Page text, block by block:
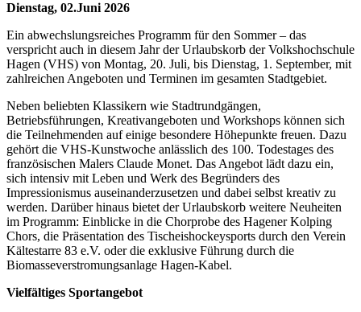
Dienstag, 02.Juni 2026
Ein abwechslungsreiches Programm für den Sommer – das
verspricht auch in diesem Jahr der Urlaubskorb der Volkshochschule
Hagen (VHS) von Montag, 20. Juli, bis Dienstag, 1. September, mit
zahlreichen Angeboten und Terminen im gesamten Stadtgebiet.
Neben beliebten Klassikern wie Stadtrundgängen,
Betriebsführungen, Kreativangeboten und Workshops können sich
die Teilnehmenden auf einige besondere Höhepunkte freuen. Dazu
gehört die VHS-Kunstwoche anlässlich des 100. Todestages des
französischen Malers Claude Monet. Das Angebot lädt dazu ein,
sich intensiv mit Leben und Werk des Begründers des
Impressionismus auseinanderzusetzen und dabei selbst kreativ zu
werden. Darüber hinaus bietet der Urlaubskorb weitere Neuheiten
im Programm: Einblicke in die Chorprobe des Hagener Kolping
Chors, die Präsentation des Tischeishockeysports durch den Verein
Kältestarre 83 e.V. oder die exklusive Führung durch die
Biomasseverstromungsanlage Hagen-Kabel.
Vielfältiges Sportangebot